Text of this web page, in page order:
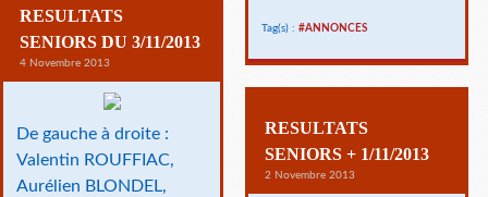
Tag(s) : #ANNONCES
RESULTATS
SENIORS DU 3/11/2013
4 Novembre 2013
De gauche à droite :
Valentin ROUFFIAC,
Aurélien BLONDEL,
RESULTATS
SENIORS + 1/11/2013
2 Novembre 2013